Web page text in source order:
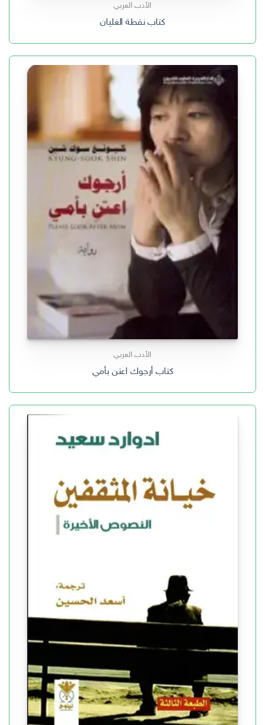
الأدب العربي
كتاب نقطة الغليان
الأدب العربي
كتاب أرجوك اعتن بأمي